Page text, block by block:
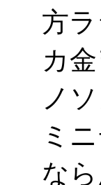
方
カ
ノ
ミ
な